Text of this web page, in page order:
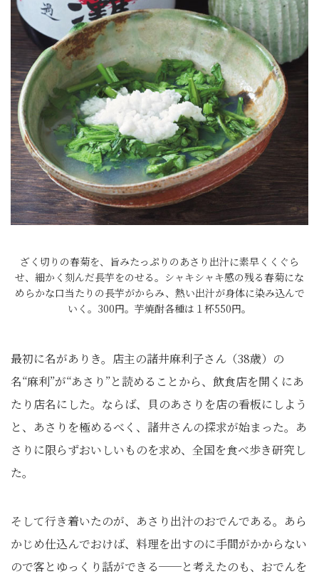
ざく切りの春菊を、旨みたっぷりのあさり出汁に素早くくぐら
せ、細かく刻んだ長芋をのせる。シャキシャキ感の残る春菊にな
めらかな口当たりの長芋がからみ、熱い出汁が身体に染み込んで
いく。300円。芋焼酎各種は１杯550円。
最初に名がありき。店主の諸井麻利子さん（38歳）の
名“麻利”が“あさり”と読めることから、飲食店を開くにあ
たり店名にした。ならば、貝のあさりを店の看板にしよう
と、あさりを極めるべく、諸井さんの探求が始まった。あ
さりに限らずおいしいものを求め、全国を食べ歩き研究し
た。
そして行き着いたのが、あさり出汁のおでんである。あら
かじめ仕込んでおけば、料理を出すのに手間がかからない
ので客とゆっくり話ができる──と考えたのも、おでんを